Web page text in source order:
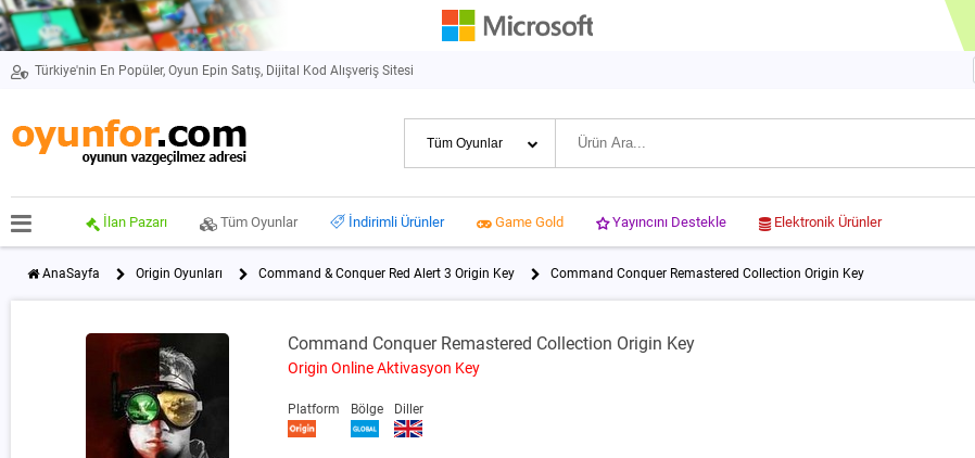
Türkiye'nin En Popüler, Oyun Epin Satış, Dijital Kod Alışveriş Sitesi
İlan Pazarı Tüm Oyunlar İndirimli Ürünler Game Gold Yayıncını Destekle Elektronik Ürünler
AnaSayfa Origin Oyunları Command & Conquer Red Alert 3 Origin Key Command Conquer Remastered Collection Origin Key
Command Conquer Remastered Collection Origin Key
Origin Online Aktivasyon Key
Platform Bölge Diller